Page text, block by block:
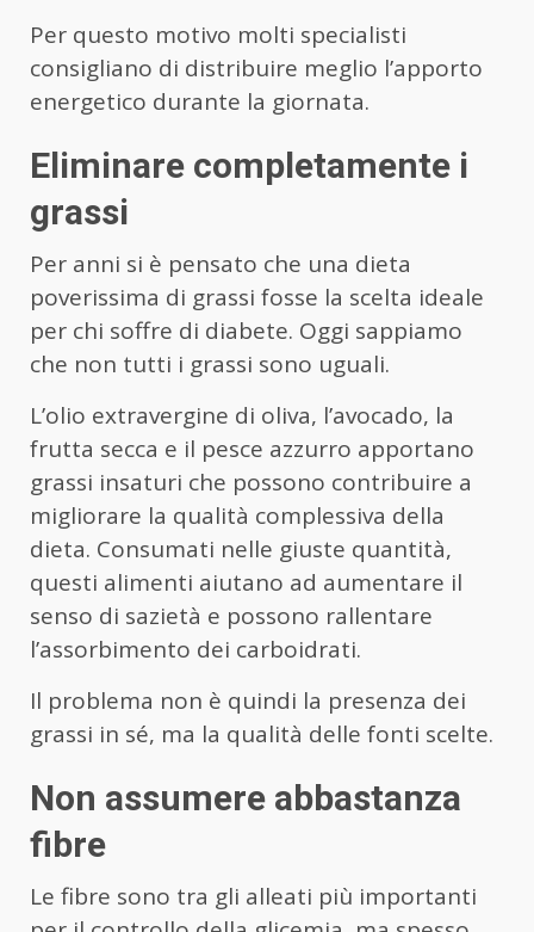
Per questo motivo molti specialisti
consigliano di distribuire meglio l’apporto
energetico durante la giornata.
Eliminare completamente i
grassi
Per anni si è pensato che una dieta
poverissima di grassi fosse la scelta ideale
per chi soffre di diabete. Oggi sappiamo
che non tutti i grassi sono uguali.
L’olio extravergine di oliva, l’avocado, la
frutta secca e il pesce azzurro apportano
grassi insaturi che possono contribuire a
migliorare la qualità complessiva della
dieta. Consumati nelle giuste quantità,
questi alimenti aiutano ad aumentare il
senso di sazietà e possono rallentare
l’assorbimento dei carboidrati.
Il problema non è quindi la presenza dei
grassi in sé, ma la qualità delle fonti scelte.
Non assumere abbastanza
fibre
Le fibre sono tra gli alleati più importanti